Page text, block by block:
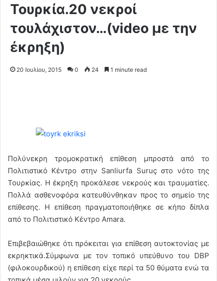
Τουρκία.20 νεκροί
τουλάχιστον…(video με την
έκρηξη)
20 Ιουλίου, 2015 0 24 1 minute read
Πολύνεκρη τρομοκρατική επίθεση μπροστά από το
Πολιτιστικό Κέντρο στην Sanliurfa Suruç στο νότο της
Τουρκίας. Η έκρηξη προκάλεσε νεκρούς και τραυματίες.
Πολλά ασθενοφόρα κατευθύνθηκαν προς το σημείο της
επίθεσης. Η επίθεση πραγματοποιήθηκε σε κήπο δίπλα
από το Πολιτιστικό Κέντρο Amara.
Επιβεβαιώθηκε ότι πρόκειται για επίθεση αυτοκτονίας με
εκρηκτικά.Σύμφωνα με τον τοπικό υπεύθυνο του DBP
(φιλοκουρδικού) η επίθεση είχε περί τα 50 θύματα ενώ τα